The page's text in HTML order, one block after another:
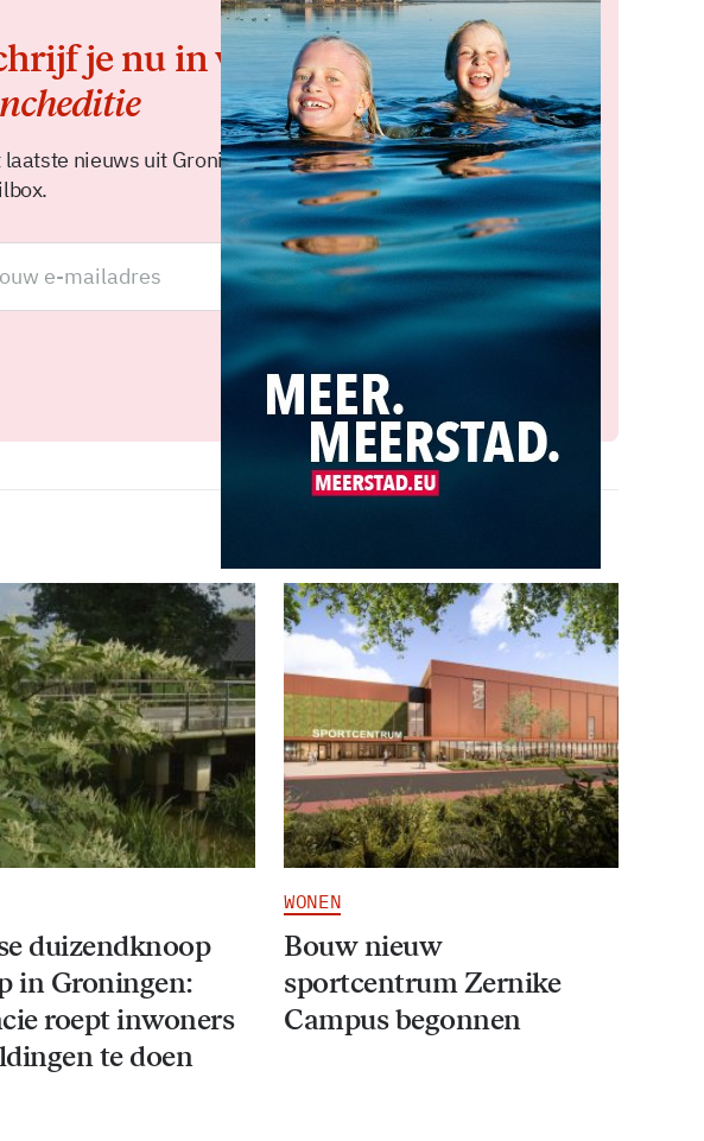
je nu in voor de
laatste nieuws uit Groningen elke middag in je
Meld je aan
duizendknoop
in Groningen:
roept inwoners
te doen
WONEN
Bouw nieuw
sportcentrum Zernike
Campus begonnen